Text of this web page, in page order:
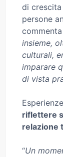
di
persone
commenta
insieme,
culturali,
imparare
di vista
riflettere
relazione
“Un